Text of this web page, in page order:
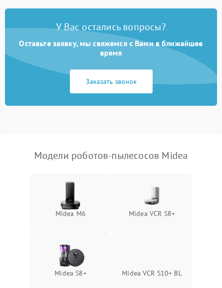
У Вас остались вопросы?
Оставьте заявку, мы свяжемся с Вами в ближайшее
время
Заказать звонок
Модели роботов-пылесосов Midea
Midea M6 Midea VCR S8+
Midea S8+ Midea VCR S10+ BL